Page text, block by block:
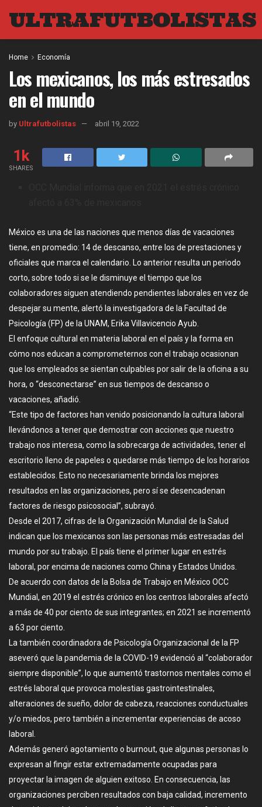
ULTRAFUTBOLISTAS
Home Economía
Los mexicanos, los más estresados
en el mundo
by Ultrafutbolistas abril 19, 2022
1k
SHARES
México es una de las naciones que menos días de vacaciones
tiene, en promedio: 14 de descanso, entre los de prestaciones y
oficiales que marca el calendario. Lo anterior resulta un periodo
corto, sobre todo si se le disminuye el tiempo que los
colaboradores siguen atendiendo pendientes laborales en vez de
despejar su mente, alertó la investigadora de la Facultad de
Psicología (FP) de la UNAM, Erika Villavicencio Ayub.
El enfoque cultural en materia laboral en el país y la forma en
cómo nos educan a comprometernos con el trabajo ocasionan
que los empleados se sientan culpables por salir de la oficina a su
hora, o “desconectarse” en sus tiempos de descanso o
vacaciones, añadió.
“Este tipo de factores han venido posicionando la cultura laboral
llevándonos a tener que demostrar con acciones que nuestro
trabajo nos interesa, como la sobrecarga de actividades, tener el
escritorio lleno de papeles o quedarse más tiempo de los horarios
establecidos. Esto no necesariamente brinda los mejores
resultados en las organizaciones, pero sí se desencadenan
factores de riesgo psicosocial”, subrayó.
Desde el 2017, cifras de la Organización Mundial de la Salud
indican que los mexicanos son las personas más estresadas del
mundo por su trabajo. El país tiene el primer lugar en estrés
laboral, por encima de naciones como China y Estados Unidos.
De acuerdo con datos de la Bolsa de Trabajo en México OCC
Mundial, en 2019 el estrés crónico en los centros laborales afectó
a más de 40 por ciento de sus integrantes; en 2021 se incrementó
a 63 por ciento.
La también coordinadora de Psicología Organizacional de la FP
aseveró que la pandemia de la COVID-19 evidenció al “colaborador
siempre disponible”, lo que aumentó trastornos mentales como el
estrés laboral que provoca molestias gastrointestinales,
alteraciones de sueño, dolor de cabeza, reacciones conductuales
y/o miedos, pero también a incrementar experiencias de acoso
laboral.
Además generó agotamiento o burnout, que algunas personas lo
expresan al fingir estar extremadamente ocupadas para
proyectar la imagen de alguien exitoso. En consecuencia, las
organizaciones perciben resultados con baja calidad, incremento